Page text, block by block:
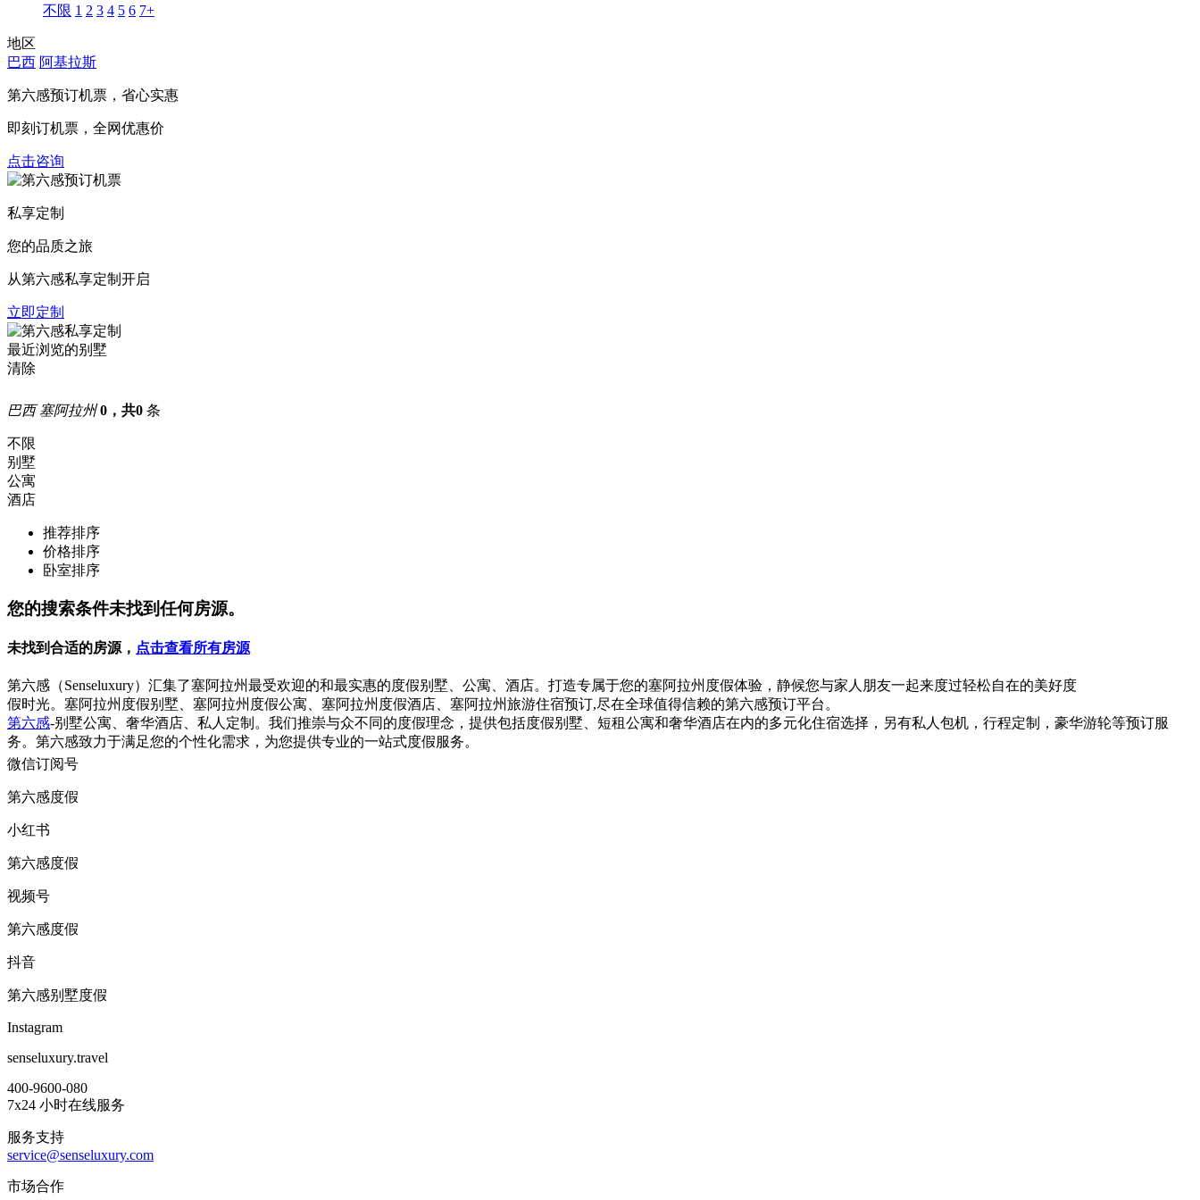
不限 1 2 3 4 5 6 7+
地区
巴西 阿基拉斯
第六感预订机票， 省心实惠
即刻订机票，全网优惠价
点击咨询
私享定制
您的品质之旅
从第六感私享定制开启
立即定制
最近浏览的别墅
清除
巴西 塞阿拉州 0，共0 条
不限
别墅
公寓
酒店
推荐排序
价格排序
卧室排序
您的搜索条件未找到任何房源。
未找到合适的房源， 点击查看所有房源
第六感（Senseluxury）汇集了塞阿拉州最受欢迎的和最实惠的度假别墅、公寓、酒店。打造专属于您的塞阿拉州度假体验，静候您与家人朋友一起来度过轻松自在的美好度
假时光。塞阿拉州度假别墅、塞阿拉州度假公寓、塞阿拉州度假酒店、塞阿拉州旅游住宿预订,尽在全球值得信赖的第六感预订平台。
第六感-别墅公寓、奢华酒店、私人定制。我们推崇与众不同的度假理念，提供包括度假别墅、短租公寓和奢华酒店在内的多元化住宿选择，另有私人包机，行程定制，豪华游轮等预订服
务。第六感致力于满足您的个性化需求，为您提供专业的一站式度假服务。
微信订阅号
第六感度假
小红书
第六感度假
视频号
第六感度假
抖音
第六感别墅度假
Instagram
senseluxury.travel
400-9600-080
7x24 小时在线服务
服务支持
service@senseluxury.com
市场合作